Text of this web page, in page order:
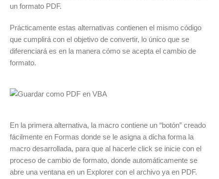
un formato PDF.
Prácticamente estas alternativas contienen el mismo código
que cumplirá con el objetivo de convertir, lo único que se
diferenciará es en la manera cómo se acepta el cambio de
formato.
En la primera alternativa, la macro contiene un “botón” creado
fácilmente en Formas donde se le asigna a dicha forma la
macro desarrollada, para que al hacerle click se inicie con el
proceso de cambio de formato, donde automáticamente se
abre una ventana en un Explorer con el archivo ya en PDF.